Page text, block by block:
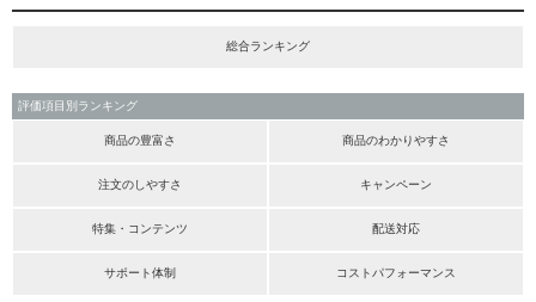
総合ランキング
評価項目別ランキング
商品の豊富さ 商品のわかりやすさ
注文のしやすさ キャンペーン
特集・コンテンツ 配送対応
サポート体制 コストパフォーマンス